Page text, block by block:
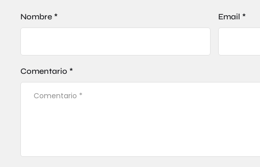
Comentario *
Nombre * Email *